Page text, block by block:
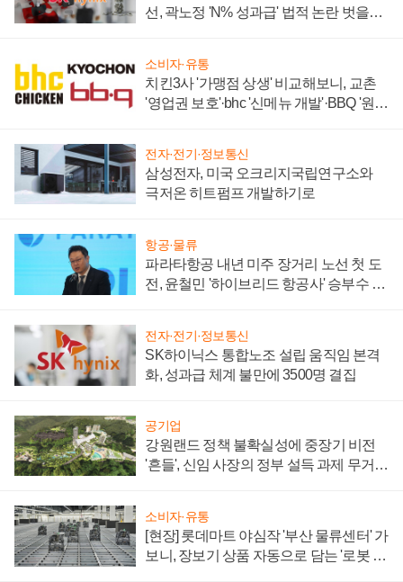
선, 곽노정 'N% 성과급' 법적 논란 벗을지
소비자·유통
치킨3사 '가맹점 상생' 비교해보니, 교촌
'영업권 보호'·bhc '신메뉴 개발'·BBQ '원가
전자·전기·정보통신
삼성전자, 미국 오크리지국립연구소와
극저온 히트펌프 개발하기로
항공·물류
파라타항공 내년 미주 장거리 노선 첫 도
전, 윤철민 '하이브리드 항공사' 승부수 통
전자·전기·정보통신
SK하이닉스 통합노조 설립 움직임 본격
화, 성과급 체계 불만에 3500명 결집
공기업
강원랜드 정책 불확실성에 중장기 비전
'흔들', 신임 사장의 정부 설득 과제 무거워
소비자·유통
[현장] 롯데마트 야심작 '부산 물류센터' 가
보니, 장보기 상품 자동으로 담는 '로봇 40